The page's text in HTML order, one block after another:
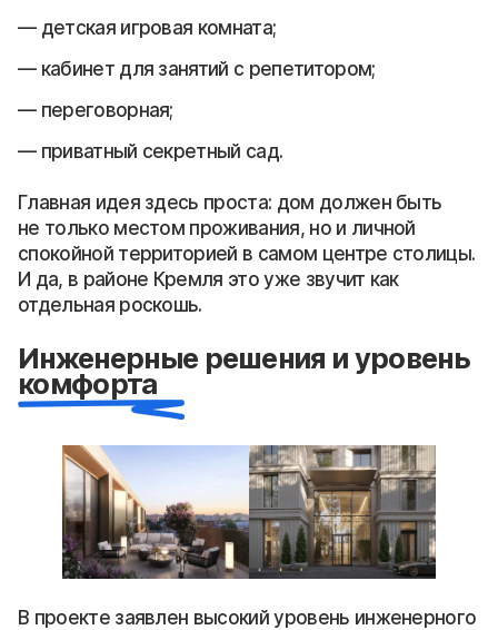
детская игровая комната;
кабинет для занятий с репетитором;
переговорная;
приватный секретный сад.
Главная идея здесь проста: дом должен быть
не только местом проживания, но и личной
спокойной территорией в самом центре столицы.
И да, в районе Кремля это уже звучит как
отдельная роскошь.
Инженерные решения и уровень
комфорта
В проекте заявлен высокий уровень инженерного